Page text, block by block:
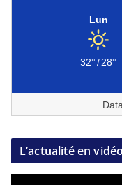
Lun
32°/28°
L’actualité en